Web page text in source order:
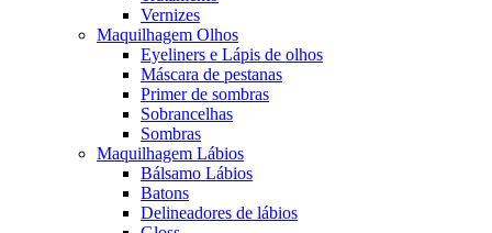
Vernizes
Maquilhagem Olhos
Eyeliners e Lápis de olhos
Máscara de pestanas
Primer de sombras
Sobrancelhas
Sombras
Maquilhagem Lábios
Bálsamo Lábios
Batons
Delineadores de lábios